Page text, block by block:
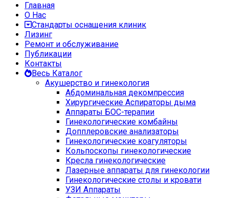
Главная
О Нас
Стандарты оснащения клиник
Лизинг
Ремонт и обслуживание
Публикации
Контакты
Весь Каталог
Акушерство и гинекология
Абдоминальная декомпрессия
Хирургические Аспираторы дыма
Аппараты БОС-терапии
Гинекологические комбайны
Допплеровские анализаторы
Гинекологические коагуляторы
Кольпоскопы гинекологические
Кресла гинекологические
Лазерные аппараты для гинекологии
Гинекологические столы и кровати
УЗИ Аппараты